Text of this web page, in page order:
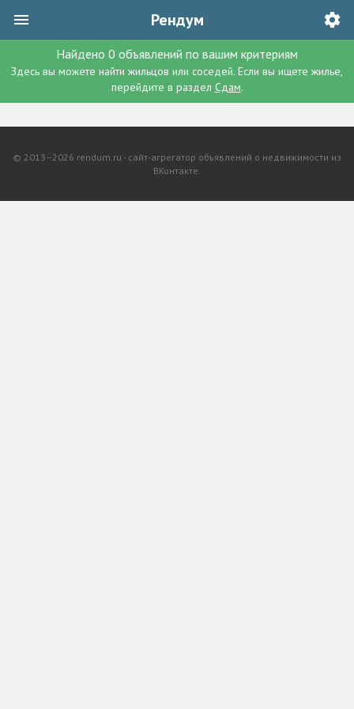
Рендум
Найдено 0 объявлений по вашим критериям
Здесь вы можете найти жильцов или соседей. Если вы ищете жилье,
перейдите в раздел Сдам.
© 2013–2026 rendum.ru - сайт-агрегатор объявлений о недвижимости из
ВКонтакте.